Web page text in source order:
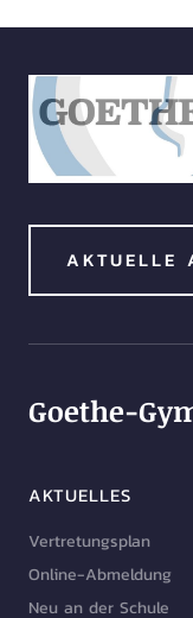
AKTUELLE
Goethe-
AKTUELLES
Vertretungsplan
Online-Abmeldung
Neu an der Schule